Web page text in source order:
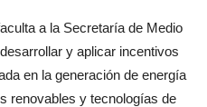
a la Secretaría de Medio
y aplicar incentivos
en la generación de energía
renovables y tecnologías de